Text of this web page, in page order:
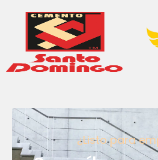
¿Listo para